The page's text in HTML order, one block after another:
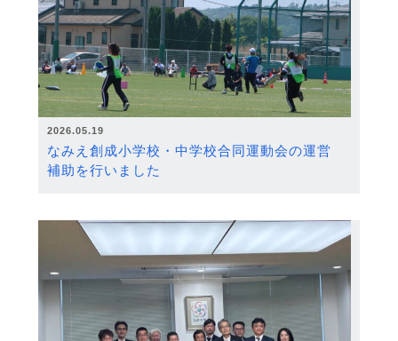
2026.05.19
なみえ創成小学校・中学校合同運動会の運営
補助を行いました